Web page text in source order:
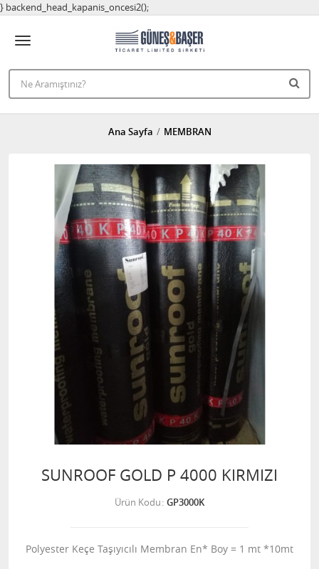
} backend_head_kapanis_oncesi2();
Ana Sayfa MEMBRAN
SUNROOF GOLD P 4000 KIRMIZI
Ürün Kodu GP3000K
Polyester Keçe Taşıyıcılı Membran En* Boy = 1 mt *10mt